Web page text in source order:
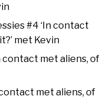
#4 ‘In contact
met Kevin
contact met aliens, of
met aliens, of